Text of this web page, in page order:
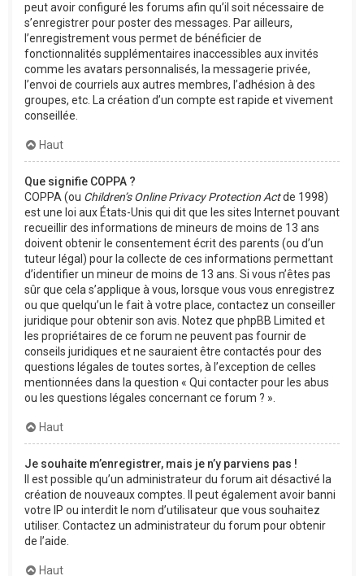
peut avoir configuré les forums afin qu’il soit nécessaire de
s’enregistrer pour poster des messages. Par ailleurs,
l’enregistrement vous permet de bénéficier de
fonctionnalités supplémentaires inaccessibles aux invités
comme les avatars personnalisés, la messagerie privée,
l’envoi de courriels aux autres membres, l’adhésion à des
groupes, etc. La création d’un compte est rapide et vivement
conseillée.
Haut
Que signifie COPPA ?
COPPA (ou Children’s Online Privacy Protection Actde 1998)
est une loi aux États-Unis qui dit que les sites Internet pouvant
recueillir des informations de mineurs de moins de 13 ans
doivent obtenir le consentement écrit des parents (ou d’un
tuteur légal) pour la collecte de ces informations permettant
d’identifier un mineur de moins de 13 ans. Si vous n’êtes pas
sûr que cela s’applique à vous, lorsque vous vous enregistrez
ou que quelqu’un le fait à votre place, contactez un conseiller
juridique pour obtenir son avis. Notez que phpBB Limited et
les propriétaires de ce forum ne peuvent pas fournir de
conseils juridiques et ne sauraient être contactés pour des
questions légales de toutes sortes, à l’exception de celles
mentionnées dans la question « Qui contacter pour les abus
ou les questions légales concernant ce forum ? ».
Haut
Je souhaite m’enregistrer, mais je n’y parviens pas !
Il est possible qu’un administrateur du forum ait désactivé la
création de nouveaux comptes. Il peut également avoir banni
votre IP ou interdit le nom d’utilisateur que vous souhaitez
utiliser. Contactez un administrateur du forum pour obtenir
de l’aide.
Haut